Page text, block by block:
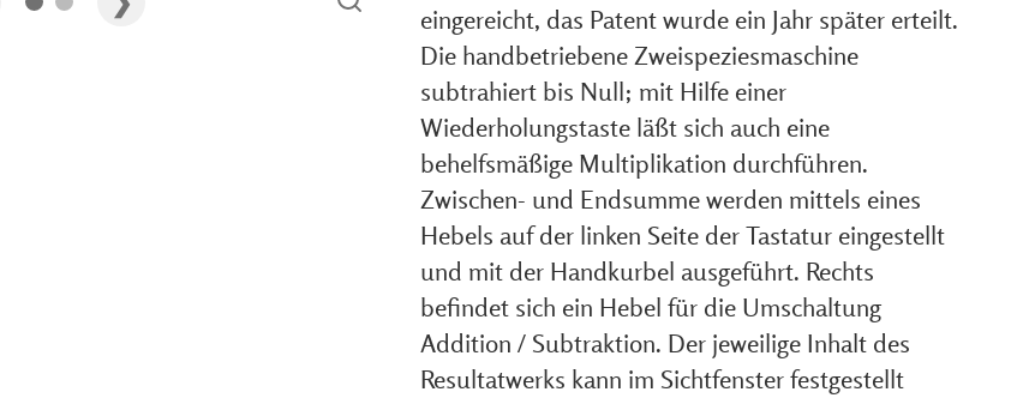
eingereicht, das Patent wurde ein Jahr später erteilt.
Die handbetriebene Zweispeziesmaschine
subtrahiert bis Null; mit Hilfe einer
Wiederholungstaste läßt sich auch eine
behelfsmäßige Multiplikation durchführen.
Zwischen- und Endsumme werden mittels eines
Hebels auf der linken Seite der Tastatur eingestellt
und mit der Handkurbel ausgeführt. Rechts
befindet sich ein Hebel für die Umschaltung
Addition / Subtraktion. Der jeweilige Inhalt des
Resultatwerks kann im Sichtfenster festgestellt